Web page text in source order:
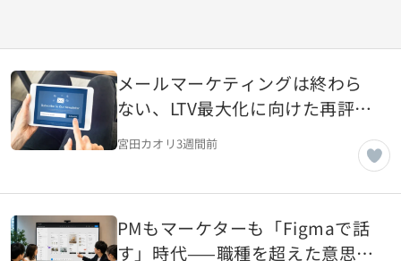
メールマーケティングは終わら
ない、LTV最大化に向けた再評価
の時代
宮田カオリ3週間前
PMもマーケターも「Figmaで話
す」時代——職種を超えた意思決